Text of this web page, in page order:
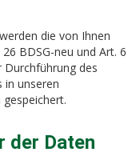
die von Ihnen
BDSG-neu und Art. 6
Durchführung des
in unseren
der Daten